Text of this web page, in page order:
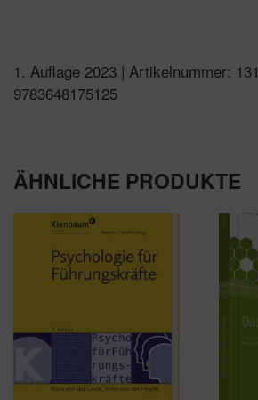
1. Auflage 2023 | Artikelnummer:
9783648175125
ÄHNLICHE PRODUKTE